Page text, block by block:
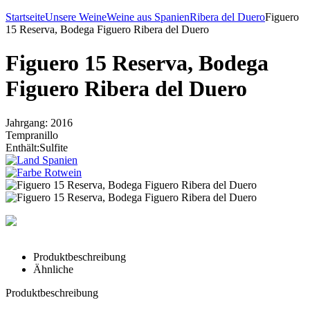
StartseiteUnsere WeineWeine aus SpanienRibera del DueroFiguero
15 Reserva, Bodega Figuero Ribera del Duero
Figuero 15 Reserva, Bodega
Figuero Ribera del Duero
Jahrgang: 2016
Tempranillo
Enthält:Sulfite
Produktbeschreibung
Ähnliche
Produktbeschreibung